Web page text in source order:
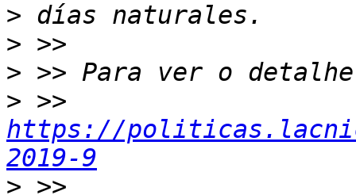
>
>
>
>
https://
2019-9
>